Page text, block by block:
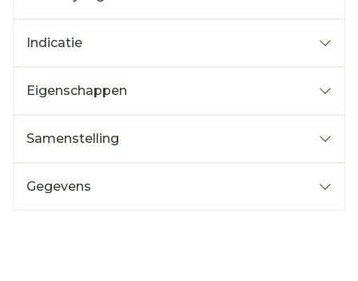
Indicatie
Eigenschappen
Samenstelling
Gegevens